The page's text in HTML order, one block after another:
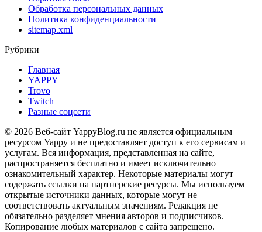
Обработка персональных данных
Политика конфиденциальности
sitemap.xml
Рубрики
Главная
YAPPY
Trovo
Twitch
Разные соцсети
© 2026 Веб-сайт YappyBlog.ru не является официальным
ресурсом Yappy и не предоставляет доступ к его сервисам и
услугам. Вся информация, представленная на сайте,
распространяется бесплатно и имеет исключительно
ознакомительный характер. Некоторые материалы могут
содержать ссылки на партнерские ресурсы. Мы используем
открытые источники данных, которые могут не
соответствовать актуальным значениям. Редакция не
обязательно разделяет мнения авторов и подписчиков.
Копирование любых материалов с сайта запрещено.